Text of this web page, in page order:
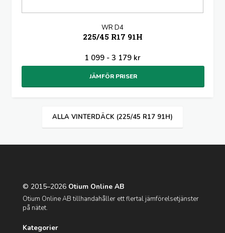
WR D4
225/45 R17 91H
1 099 - 3 179 kr
JÄMFÖR PRISER
ALLA VINTERDÄCK (225/45 R17 91H)
© 2015–2026 Otium Online AB
Otium Online AB tillhandahåller ett flertal jämförelsetjänster
på nätet.
Kategorier